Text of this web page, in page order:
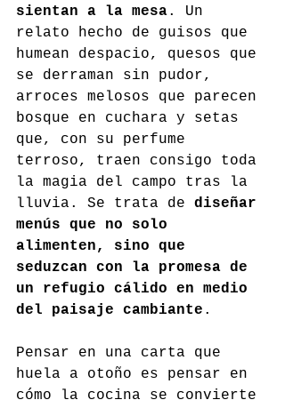
sientan a la mesa. Un
relato hecho de guisos que
humean despacio, quesos que
se derraman sin pudor,
arroces melosos que parecen
bosque en cuchara y setas
que, con su perfume
terroso, traen consigo toda
la magia del campo tras la
lluvia. Se trata de diseñar
menús que no solo
alimenten, sino que
seduzcan con la promesa de
un refugio cálido en medio
del paisaje cambiante .
Pensar en una carta que
huela a otoño es pensar en
cómo la cocina se convierte